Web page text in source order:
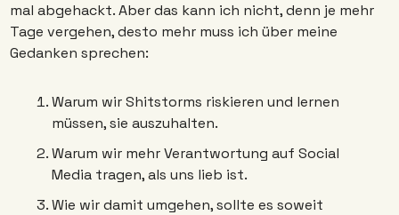
mal abgehackt. Aber das kann ich nicht, denn je mehr
Tage vergehen, desto mehr muss ich über meine
Gedanken sprechen:
Warum wir Shitstorms riskieren und lernen
müssen, sie auszuhalten.
Warum wir mehr Verantwortung auf Social
Media tragen, als uns lieb ist.
Wie wir damit umgehen, sollte es soweit